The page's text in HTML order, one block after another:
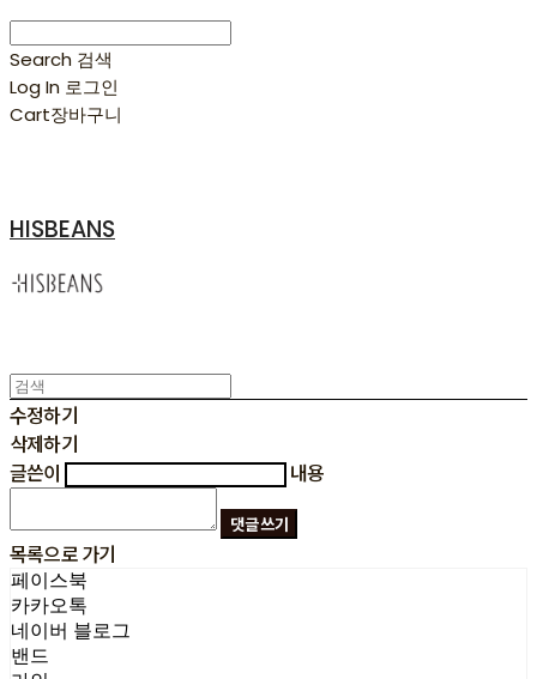
Search 검색
Log In 로그인
Cart장바구니
HISBEANS
수정하기
삭제하기
글쓴이
내용
댓글 쓰기
목록으로 가기
페이스북
카카오톡
네이버 블로그
밴드